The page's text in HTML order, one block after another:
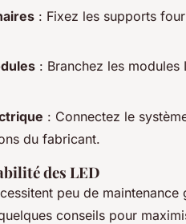
: Fixez les supports
: Branchez les modules
: Connectez le
du fabricant.
des LED
peu de
conseils pour